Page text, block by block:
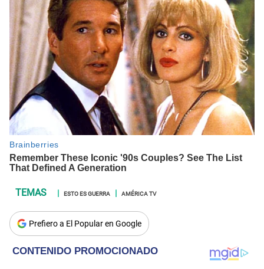
ESTO ES GUERRA AMÉRICA TV
Prefiero a El Popular en Google